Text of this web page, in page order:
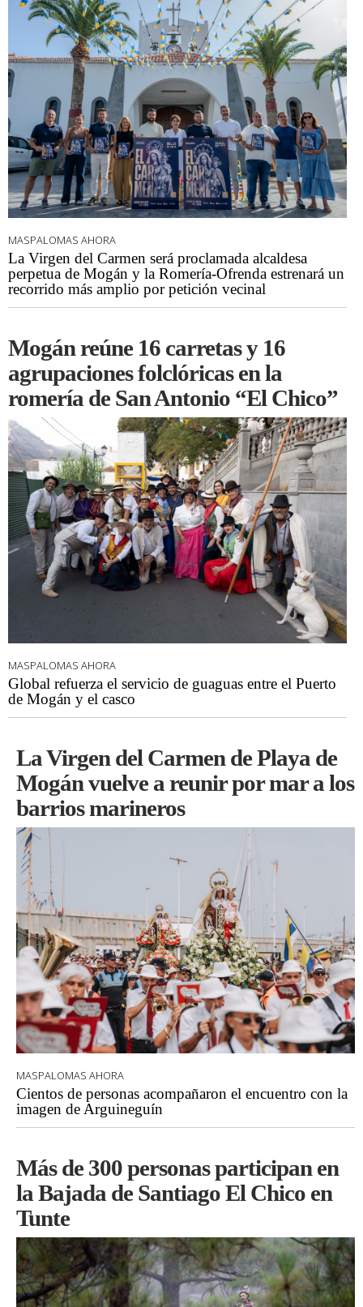
MASPALOMAS AHORA
La Virgen del Carmen será proclamada alcaldesa
perpetua de Mogán y la Romería-Ofrenda estrenará un
recorrido más amplio por petición vecinal
Mogán reúne 16 carretas y 16
agrupaciones folclóricas en la
romería de San Antonio “El Chico”
MASPALOMAS AHORA
Global refuerza el servicio de guaguas entre el Puerto
de Mogán y el casco
La Virgen del Carmen de Playa de
Mogán vuelve a reunir por mar a los
barrios marineros
MASPALOMAS AHORA
Cientos de personas acompañaron el encuentro con la
imagen de Arguineguín
Más de 300 personas participan en
la Bajada de Santiago El Chico en
Tunte